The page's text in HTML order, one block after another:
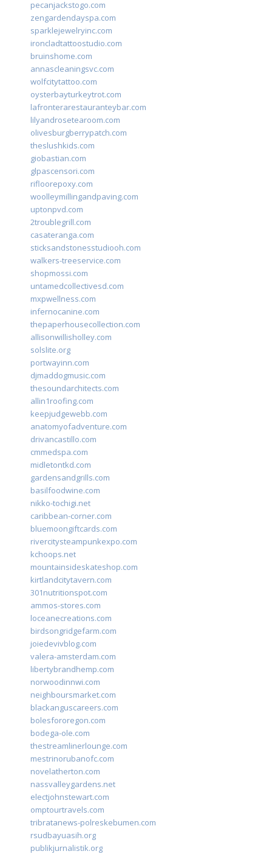
pecanjackstogo.com
zengardendayspa.com
sparklejewelryinc.com
ironcladtattoostudio.com
bruinshome.com
annascleaningsvc.com
wolfcitytattoo.com
oysterbayturkeytrot.com
lafronterarestauranteybar.com
lilyandrosetearoom.com
olivesburgberrypatch.com
theslushkids.com
giobastian.com
glpascensori.com
rifloorepoxy.com
woolleymillingandpaving.com
uptonpvd.com
2troublegrill.com
casateranga.com
sticksandstonesstudiooh.com
walkers-treeservice.com
shopmossi.com
untamedcollectivesd.com
mxpwellness.com
infernocanine.com
thepaperhousecollection.com
allisonwillisholley.com
solslite.org
portwayinn.com
djmaddogmusic.com
thesoundarchitects.com
allin1roofing.com
keepjudgewebb.com
anatomyofadventure.com
drivancastillo.com
cmmedspa.com
midletontkd.com
gardensandgrills.com
basilfoodwine.com
nikko-tochigi.net
caribbean-corner.com
bluemoongiftcards.com
rivercitysteampunkexpo.com
kchoops.net
mountainsideskateshop.com
kirtlandcitytavern.com
301nutritionspot.com
ammos-stores.com
loceanecreations.com
birdsongridgefarm.com
joiedevivblog.com
valera-amsterdam.com
libertybrandhemp.com
norwoodinnwi.com
neighboursmarket.com
blackanguscareers.com
bolesfororegon.com
bodega-ole.com
thestreamlinerlounge.com
mestrinorubanofc.com
novelatherton.com
nassvalleygardens.net
electjohnstewart.com
omptourtravels.com
tribratanews-polreskebumen.com
rsudbayuasih.org
publikjurnalistik.org